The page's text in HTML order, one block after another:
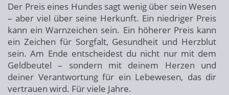
Der Preis eines Hundes sagt wenig über sein Wesen
– aber viel über seine Herkunft. Ein niedriger Preis
kann ein Warnzeichen sein. Ein höherer Preis kann
ein Zeichen für Sorgfalt, Gesundheit und Herzblut
sein. Am Ende entscheidest du nicht nur mit dem
Geldbeutel – sondern mit deinem Herzen und
deiner Verantwortung für ein Lebewesen, das dir
vertrauen wird. Für viele Jahre.